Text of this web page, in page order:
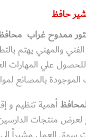
حافظ
ممدوح غراب
الفني والمهني يهتم
علي المهارات
الموجودة بالمصانع
أهمية تنظيم و
لعرض منتجات